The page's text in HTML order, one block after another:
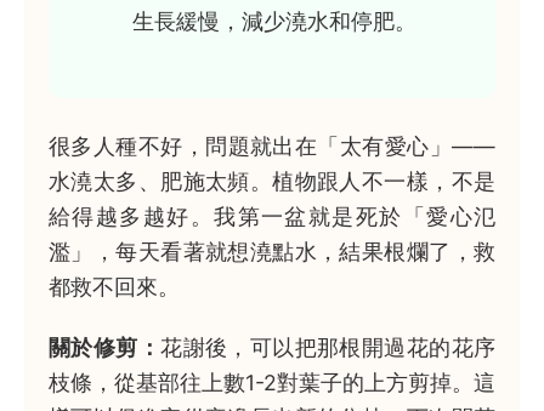
生長緩慢，減少澆水和停肥。
很多人種不好，問題就出在「太有愛心」——
水澆太多、肥施太頻。植物跟人不一樣，不是
給得越多越好。我第一盆就是死於「愛心氾
濫」，每天看著就想澆點水，結果根爛了，救
都救不回來。
關於修剪：花謝後，可以把那根開過花的花序
枝條，從基部往上數1-2對葉子的上方剪掉。這